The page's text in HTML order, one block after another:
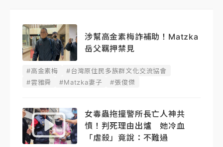
涉幫高金素梅詐補助！Matzka
岳父羈押禁見
#高金素梅
#台灣原住民多族群文化交流協會
#雲雅舜
#Matzka妻子 #張俊傑
女毒蟲拖撞警所長亡人神共
憤！判死理由出爐 她冷血
「虐殺」竟說：不難過